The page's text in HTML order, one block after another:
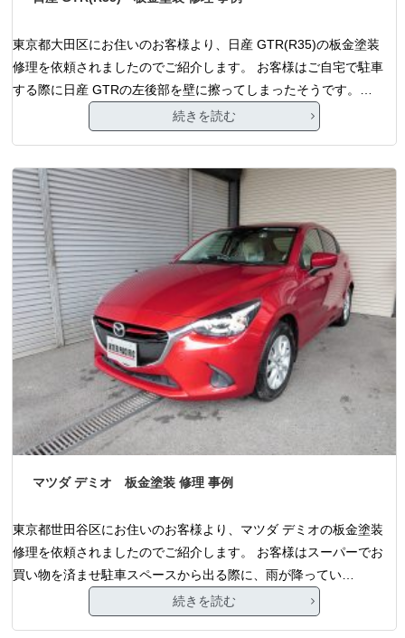
東京都大田区にお住いのお客様より、日産 GTR(R35)の板金塗装
修理を依頼されましたのでご紹介します。 お客様はご自宅で駐車
する際に日産 GTRの左後部を壁に擦ってしまったそうです。…
続きを読む
マツダ デミオ 板金塗装 修理 事例
東京都世田谷区にお住いのお客様より、マツダ デミオの板金塗装
修理を依頼されましたのでご紹介します。 お客様はスーパーでお
買い物を済ませ駐車スペースから出る際に、雨が降ってい…
続きを読む